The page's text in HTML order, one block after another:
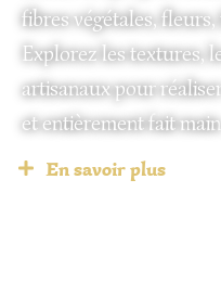
fibres végétales,
Explorez les textures,
artisanaux pour
et entièrement fait
En savoir plus